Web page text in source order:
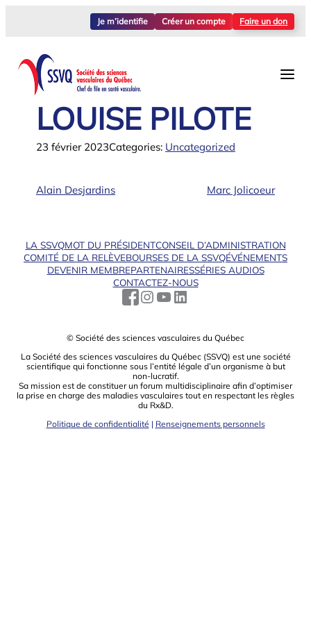
Je m’identifie Créer un compte Faire un don
LOUISE PILOTE
23 février 2023Categories: Uncategorized
Alain Desjardins Marc Jolicoeur
LA SSVQMOT DU PRÉSIDENTCONSEIL D’ADMINISTRATION
COMITÉ DE LA RELÈVEBOURSES DE LA SSVQÉVÉNEMENTS
DEVENIR MEMBREPARTENAIRESSÉRIES AUDIOS
CONTACTEZ-NOUS
© Société des sciences vasculaires du Québec
La Société des sciences vasculaires du Québec (SSVQ) est une société
scientiﬁque qui fonctionne sous l’entité légale d’un organisme à but
non-lucratif.
Sa mission est de constituer un forum multidisciplinaire aﬁn d’optimiser
la prise en charge des maladies vasculaires tout en respectant les règles
du Rx&D.
Politique de confidentialité | Renseignements personnels